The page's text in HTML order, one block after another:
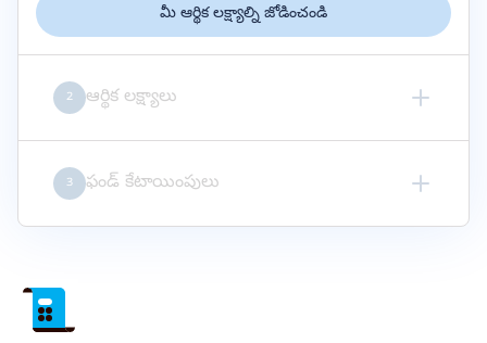
మీ ఆర్థిక లక్ష్యాల్ని జోడించండి
2 ఆర్థిక లక్ష్యాలు
3 ఫండ్ కేటాయింపులు